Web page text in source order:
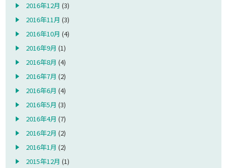
2016年12月 (3)
2016年11月 (3)
2016年10月 (4)
2016年9月 (1)
2016年8月 (4)
2016年7月 (2)
2016年6月 (4)
2016年5月 (3)
2016年4月 (7)
2016年2月 (2)
2016年1月 (2)
2015年12月 (1)